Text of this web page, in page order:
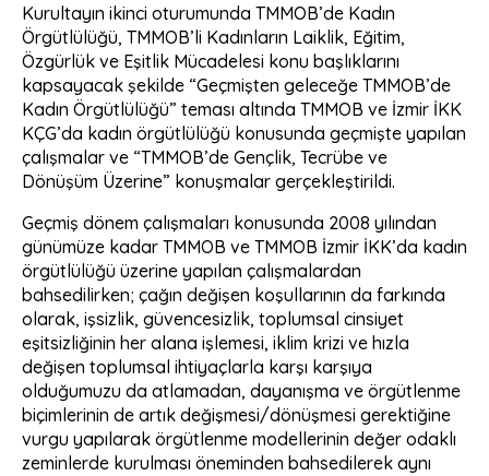
‎‎Kurultayın ikinci oturumunda TMMOB’de Kadın
Örgütlülüğü, TMMOB’li Kadınların Laiklik, Eğitim,
Özgürlük ve Eşitlik Mücadelesi konu başlıklarını
kapsayacak şekilde “Geçmişten geleceğe TMMOB’de
Kadın Örgütlülüğü” teması altında TMMOB ve İzmir İKK
KÇG’da kadın örgütlülüğü konusunda geçmişte yapılan
çalışmalar ve “TMMOB’de Gençlik, Tecrübe ve
Dönüşüm Üzerine” konuşmalar gerçekleştirildi.
‎Geçmiş dönem çalışmaları konusunda 2008 yılından
günümüze kadar TMMOB ve TMMOB İzmir İKK’da kadın
örgütlülüğü üzerine yapılan çalışmalardan
bahsedilirken; çağın değişen koşullarının da farkında
olarak, işsizlik, güvencesizlik, toplumsal cinsiyet
eşitsizliğinin her alana işlemesi, iklim krizi ve hızla
değişen toplumsal ihtiyaçlarla karşı karşıya
olduğumuzu da atlamadan, dayanışma ve örgütlenme
biçimlerinin de artık değişmesi/dönüşmesi gerektiğine
vurgu yapılarak örgütlenme modellerinin değer odaklı
zeminlerde kurulması öneminden bahsedilerek aynı